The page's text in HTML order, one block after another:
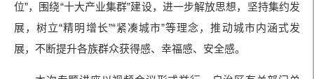
位”，围绕“十大产业集群”建设，进一步解放思想，坚持集约发
展，树立“精明增长”“紧凑城市”等理念，推动城市内涵式发
展，不断提升各族群众获得感、幸福感、安全感。